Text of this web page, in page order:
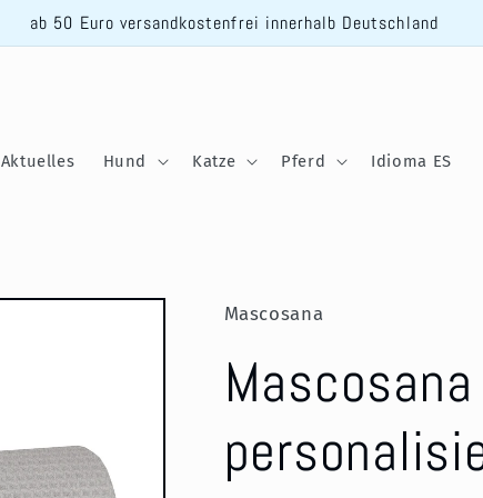
ab 50 Euro versandkostenfrei innerhalb Deutschland
Aktuelles Hund Katze Pferd Idioma ES
Mascosana